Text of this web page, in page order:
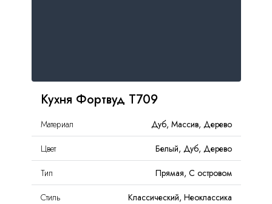
Кухня Фортвуд Т709
Материал
Дуб, Массив, Дерево
Цвет
Белый, Дуб, Дерево
Тип
Прямая, С островом
Стиль
Классический, Неоклассика